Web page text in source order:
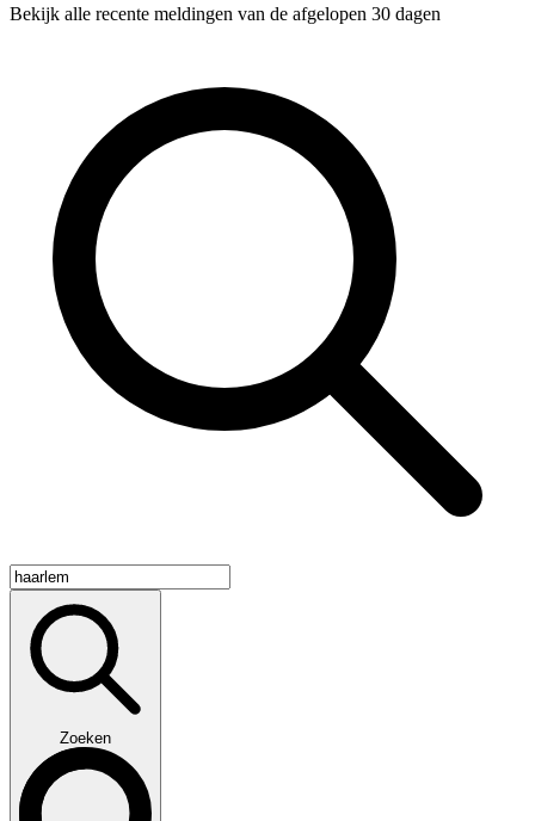
Bekijk alle recente meldingen van de afgelopen 30 dagen
Zoeken